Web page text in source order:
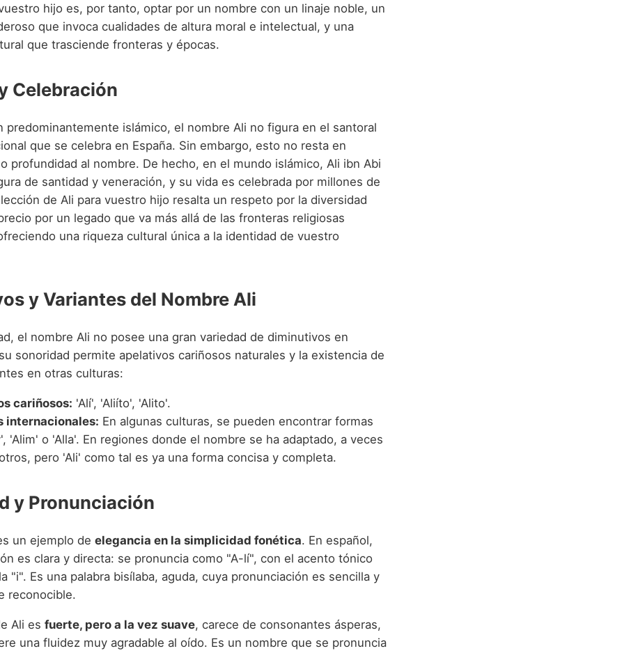
hijo es, por tanto, optar por un nombre con un linaje noble, un
que invoca cualidades de altura moral e intelectual, y una
que trasciende fronteras y épocas.
Celebración
predominantemente islámico, el nombre Ali no figura en el santoral
que se celebra en España. Sin embargo, esto no resta en
profundidad al nombre. De hecho, en el mundo islámico, Ali ibn Abi
de santidad y veneración, y su vida es celebrada por millones de
de Ali para vuestro hijo resalta un respeto por la diversidad
por un legado que va más allá de las fronteras religiosas
una riqueza cultural única a la identidad de vuestro
y Variantes del Nombre Ali
el nombre Ali no posee una gran variedad de diminutivos en
sonoridad permite apelativos cariñosos naturales y la existencia de
en otras culturas:
cariñosos: 'Alí', 'Aliíto', 'Alito'.
internacionales: En algunas culturas, se pueden encontrar formas
'Alim' o 'Alla'. En regiones donde el nombre se ha adaptado, a veces
pero 'Ali' como tal es ya una forma concisa y completa.
y Pronunciación
un ejemplo de elegancia en la simplicidad fonética. En español,
es clara y directa: se pronuncia como "A-lí", con el acento tónico
"i". Es una palabra bisílaba, aguda, cuya pronunciación es sencilla y
reconocible.
Ali es fuerte, pero a la vez suave, carece de consonantes ásperas,
una fluidez muy agradable al oído. Es un nombre que se pronuncia